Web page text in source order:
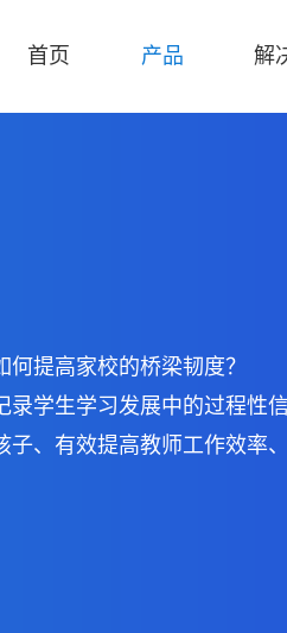
首页 产品 解
提高家校的桥梁韧度？
录学生学习发展中的过程性
子、有效提高教师工作效率